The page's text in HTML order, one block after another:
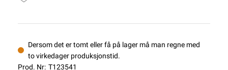
Dersom det er tomt eller få på lager må man regne med
to virkedager produksjonstid.
Prod. Nr: T123541